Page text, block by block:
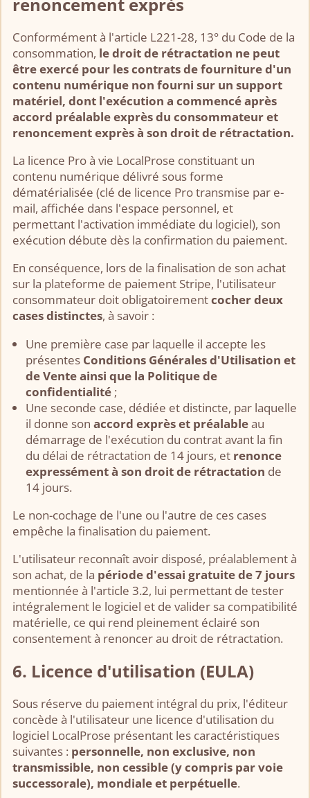
Conformément à l'article L221-28, 13° du Code de la
consommation, le droit de rétractation ne peut
être exercé pour les contrats de fourniture d'un
contenu numérique non fourni sur un support
matériel, dont l'exécution a commencé après
accord préalable exprès du consommateur et
renoncement exprès à son droit de rétractation.
La licence Pro à vie LocalProse constituant un
contenu numérique délivré sous forme
dématérialisée (clé de licence Pro transmise par e-
mail, affichée dans l'espace personnel, et
permettant l'activation immédiate du logiciel), son
exécution débute dès la confirmation du paiement.
En conséquence, lors de la finalisation de son achat
sur la plateforme de paiement Stripe, l'utilisateur
consommateur doit obligatoirementcocher deux
cases distinctes, à savoir :
Une première case par laquelle il accepte les
présentes Conditions Générales d'Utilisation et
de Vente ainsi que la Politique de
confidentialité ;
Une seconde case, dédiée et distincte, par laquelle
il donne son accord exprès et préalableau
démarrage de l'exécution du contrat avant la fin
du délai de rétractation de 14 jours, et renonce
expressément à son droit de rétractation de
14 jours.
Le non-cochage de l'une ou l'autre de ces cases
empêche la finalisation du paiement.
L'utilisateur reconnaît avoir disposé, préalablement à
son achat, de la période d'essai gratuite de 7 jours
mentionnée à l'article 3.2, lui permettant de tester
intégralement le logiciel et de valider sa compatibilité
matérielle, ce qui rend pleinement éclairé son
consentement à renoncer au droit de rétractation.
6. Licence d'utilisation (EULA)
Sous réserve du paiement intégral du prix, l'éditeur
concède à l'utilisateur une licence d'utilisation du
logiciel LocalProse présentant les caractéristiques
suivantes : personnelle, non exclusive, non
transmissible, non cessible (y compris par voie
successorale), mondiale et perpétuelle.